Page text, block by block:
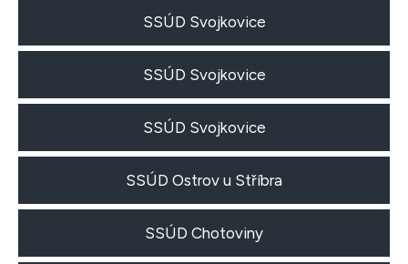
SSÚD Svojkovice
SSÚD Svojkovice
SSÚD Svojkovice
SSÚD Ostrov u Stříbra
SSÚD Chotoviny